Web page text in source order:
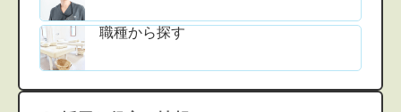
職種から探す